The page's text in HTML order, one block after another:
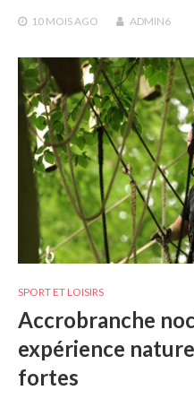
10 MOIS AGO ADMIN6
SPORT ET LOISIRS
Accrobranche
expérience
fortes